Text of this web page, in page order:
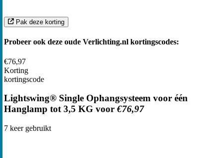
Pak deze korting
Probeer ook deze oude Verlichting.nl kortingscodes:
€76,97
Korting
kortingscode
Lightswing® Single Ophangsysteem voor één
Hanglamp tot 3,5 KG voor €76,97
7 keer gebruikt